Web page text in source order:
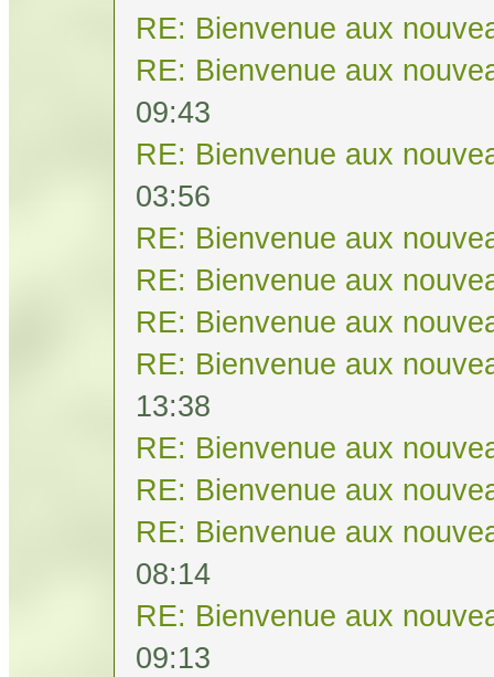
RE: Bienvenue aux
RE: Bienvenue aux
09:43
RE: Bienvenue aux
03:56
RE: Bienvenue aux
RE: Bienvenue aux
RE: Bienvenue aux
RE: Bienvenue aux
13:38
RE: Bienvenue aux
RE: Bienvenue aux
RE: Bienvenue aux
08:14
RE: Bienvenue aux
09:13